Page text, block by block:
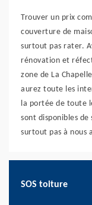
Trouver un prix
couverture de
surtout pas rater.
rénovation et
zone de La
aurez toute les
la portée de toute
sont disponibles de
surtout pas à nous
SOS toiture